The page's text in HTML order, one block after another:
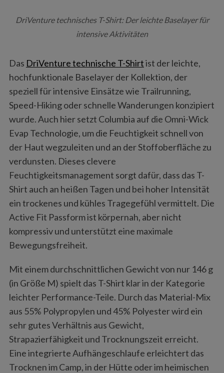
DriVenture technisches T-Shirt: Der leichte Baselayer für
intensive Aktivitäten
Das DriVenture technische T-Shirtist der leichte,
hochfunktionale Baselayer der Kollektion, der
speziell für intensive Einsätze wie Trailrunning,
Speed-Hiking oder schnelle Wanderungen konzipiert
wurde. Auch hier setzt Columbia auf die Omni-Wick
Evap Technologie, um die Feuchtigkeit schnell von
der Haut wegzuleiten und an der Stoffoberfläche zu
verdunsten. Dieses clevere
Feuchtigkeitsmanagement sorgt dafür, dass das T-
Shirt auch an heißen Tagen und bei hoher Intensität
ein trockenes und kühles Tragegefühl vermittelt. Die
Active Fit Passform ist körpernah, aber nicht
kompressiv und unterstützt eine maximale
Bewegungsfreiheit.
Mit einem durchschnittlichen Gewicht von nur 146 g
(in Größe M) spielt das T-Shirt klar in der Kategorie
leichter Performance-Teile. Durch das Material-Mix
aus 55% Polypropylen und 45% Polyester wird ein
sehr gutes Verhältnis aus Gewicht,
Strapazierfähigkeit und Trocknungszeit erreicht.
Eine integrierte Aufhängeschlaufe erleichtert das
Trocknen im Camp, in der Hütte oder im heimischen